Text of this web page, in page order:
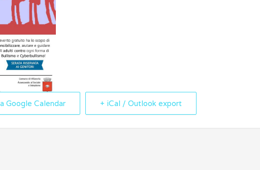
Google Calendar + iCal / Outlook export